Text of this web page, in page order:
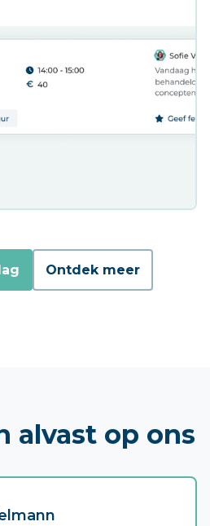
Ontdek meer
alvast op ons